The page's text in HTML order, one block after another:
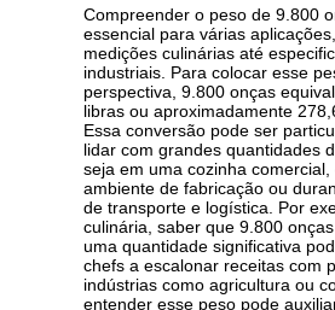
Compreender o peso de 9.800
essencial para várias
medições culinárias até
industriais. Para colocar esse
perspectiva, 9.800 onças
libras ou aproximadamente
Essa conversão pode ser
lidar com grandes quantidades
seja em uma cozinha comercial,
ambiente de fabricação ou
de transporte e logística. Por
culinária, saber que 9.800
uma quantidade significativa
chefs a escalonar receitas com
indústrias como agricultura ou
entender esse peso pode